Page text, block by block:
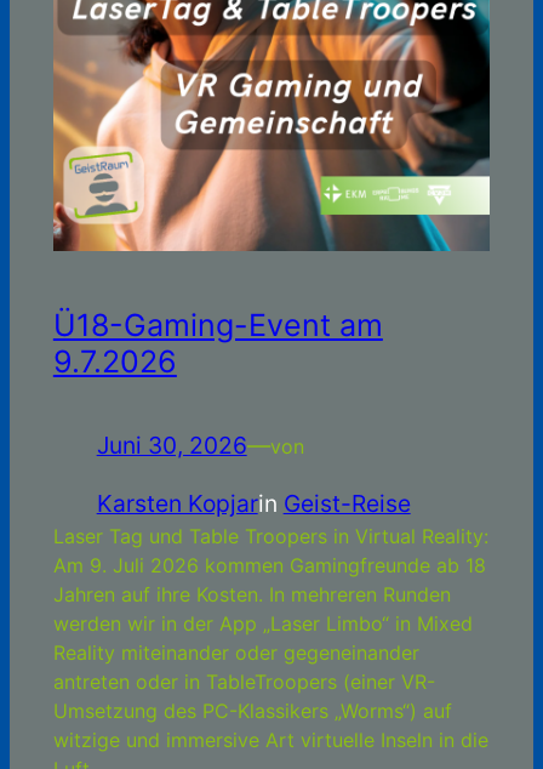
Ü18-Gaming-Event am
9.7.2026
Juni 30, 2026—von
Karsten Kopjarin Geist-Reise
Laser Tag und Table Troopers in Virtual Reality:
Am 9. Juli 2026 kommen Gamingfreunde ab 18
Jahren auf ihre Kosten. In mehreren Runden
werden wir in der App „Laser Limbo“ in Mixed
Reality miteinander oder gegeneinander
antreten oder in TableTroopers (einer VR-
Umsetzung des PC-Klassikers „Worms“) auf
witzige und immersive Art virtuelle Inseln in die